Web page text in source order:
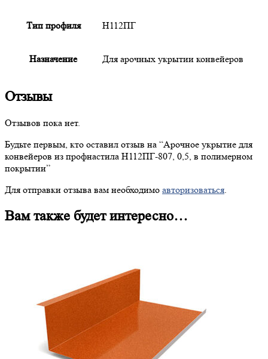
Тип профиля Н112ПГ
Назначение Для арочных укрытии конвейеров
Отзывы
Отзывов пока нет.
Будьте первым, кто оставил отзыв на “Арочное укрытие для
конвейеров из профнастила Н112ПГ-807, 0,5, в полимерном
покрытии”
Для отправки отзыва вам необходимо авторизоваться
Вам также будет интересно…